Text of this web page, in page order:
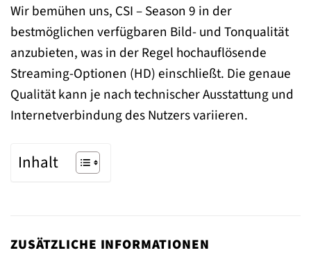
Wir bemühen uns, CSI – Season 9 in der
bestmöglichen verfügbaren Bild- und Tonqualität
anzubieten, was in der Regel hochauflösende
Streaming-Optionen (HD) einschließt. Die genaue
Qualität kann je nach technischer Ausstattung und
Internetverbindung des Nutzers variieren.
Inhalt
ZUSÄTZLICHE INFORMATIONEN